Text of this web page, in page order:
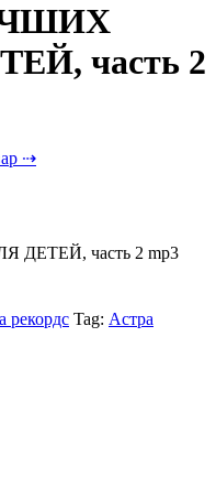
часть 2
⇢
ДЕТЕЙ, часть 2 mp3
рекордс Tag: Астра